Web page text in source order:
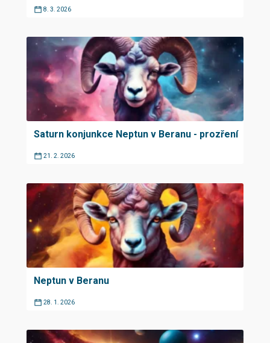
8. 3. 2026
Saturn konjunkce Neptun v Beranu - prozření
21. 2. 2026
Neptun v Beranu
28. 1. 2026